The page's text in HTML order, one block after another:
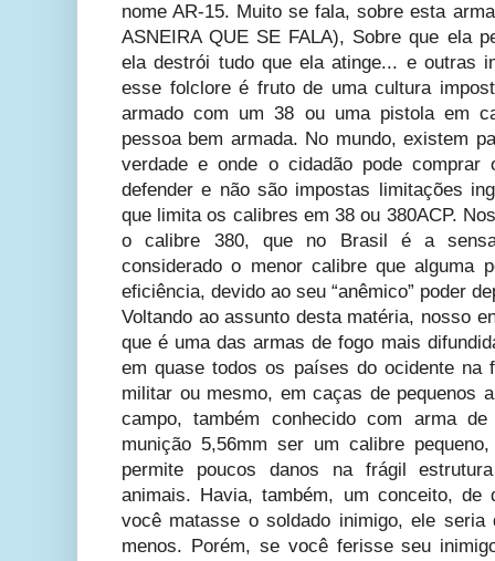
nome AR-15. Muito se fala, sobre esta
ASNEIRA QUE SE FALA), Sobre que ela
ela destrói tudo que ela atinge... e outras
esse folclore é fruto de uma cultura
armado com um 38 ou uma pistola em
pessoa bem armada. No mundo, existem
verdade e onde o cidadão pode comprar
defender e não são impostas limitações
que limita os calibres em 38 ou 380ACP.
o calibre 380, que no Brasil é a
considerado o menor calibre que alguma
eficiência, devido ao seu “anêmico” poder
Voltando ao assunto desta matéria, nosso
que é uma das armas de fogo mais
em quase todos os países do ocidente na
militar ou mesmo, em caças de pequenos
campo, também conhecido com arma
munição 5,56mm ser um calibre
permite poucos danos na frágil
animais. Havia, também, um conceito, de
você matasse o soldado inimigo, ele
menos. Porém, se você ferisse seu